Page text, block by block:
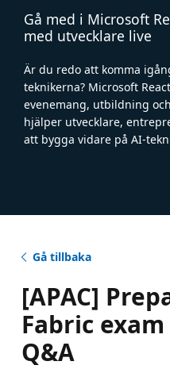
Gå med i Microsoft
med utvecklare live
Är du redo att komma
teknikerna? Microsoft
evenemang, utbildning
hjälper utvecklare,
att bygga vidare på AI-
Gå tillbaka
[APAC]
Fabric
Q&A